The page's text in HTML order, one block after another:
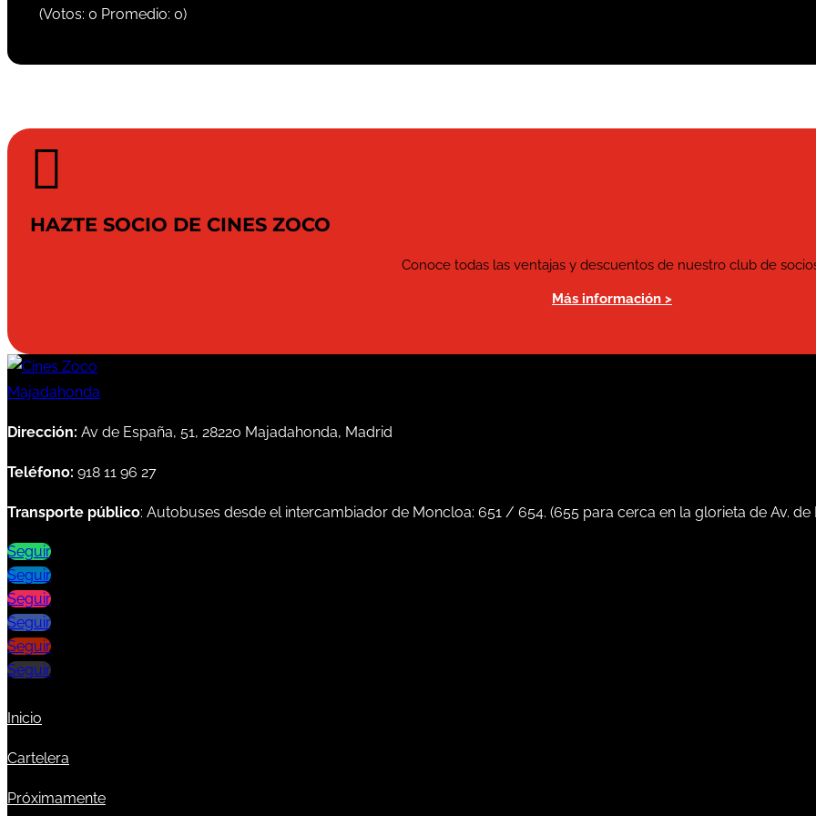
(Votos: 0 Promedio: 0)

HAZTE SOCIO DE CINES ZOCO
Conoce todas las ventajas y descuentos de nuestro club de
Más información >
Dirección: Av de España, 51, 28220 Majadahonda, Madrid
Teléfono: 918 11 96 27
Transporte público: Autobuses desde el intercambiador de Moncloa: 651 / 654. (655 para cerca en la glorieta de Av. de
Seguir
Seguir
Seguir
Seguir
Seguir
Seguir
Inicio
Cartelera
Próximamente